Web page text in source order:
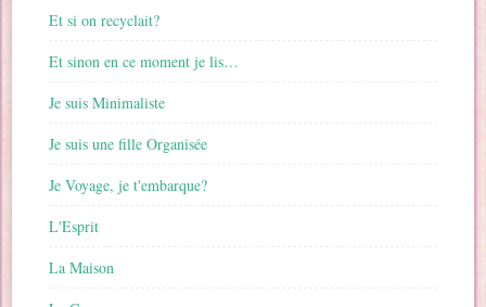
Et si on recyclait?
Et sinon en ce moment je lis…
Je suis Minimaliste
Je suis une fille Organisée
Je Voyage, je t'embarque?
L'Esprit
La Maison